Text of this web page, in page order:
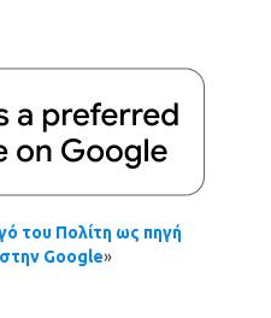
του Πολίτη ως πηγή
Google»